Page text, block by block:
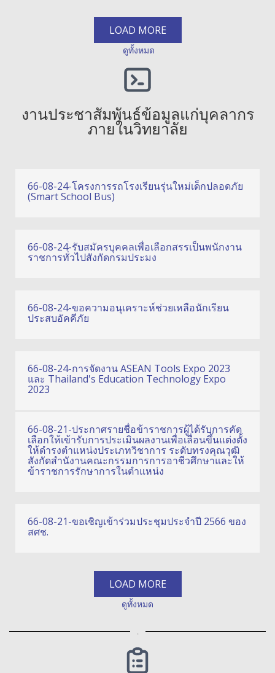
LOAD MORE
ดูทั้งหมด
งานประชาสัมพันธ์ข้อมูลแก่บุคลากร
ภายในวิทยาลัย
66-08-24-โครงการรถโรงเรียนรุ่นใหม่เด็กปลอดภัย
(Smart School Bus)
66-08-24-รับสมัครบุคคลเพื่อเลือกสรรเป็นพนักงาน
ราชการทั่วไปสังกัดกรมประมง
66-08-24-ขอความอนุเคราะห์ช่วยเหลือนักเรียน
ประสบอัคคีภัย
66-08-24-การจัดงาน ASEAN Tools Expo 2023
และ Thailand's Education Technology Expo
2023
66-08-21-ประกาศรายชื่อข้าราชการผู้ได้รับการคัด
เลือกให้เข้ารับการประเมินผลงานเพื่อเลื่อนขึ้นแต่งตั้ง
ให้ดำรงตำแหน่งประเภทวิชาการ ระดับทรงคุณวุฒิ
สังกัดสำนังานคณะกรรมการการอาชีวศึกษาและให้
ข้าราชการรักษาการในตำแหน่ง
66-08-21-ขอเชิญเข้าร่วมประชุมประจำปี 2566 ของ
สศช.
LOAD MORE
ดูทั้งหมด